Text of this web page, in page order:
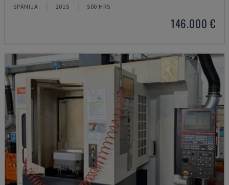
SPĀNIJA 2015 500 HRS
146.000 €